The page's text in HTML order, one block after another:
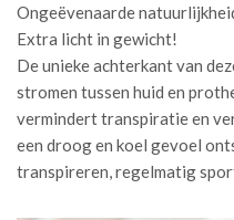
Ongeëvenaarde
Extra licht in gewicht!
De unieke achterkant van
stromen tussen huid en
vermindert transpiratie en
een droog en koel gevoel
transpireren, regelmatig